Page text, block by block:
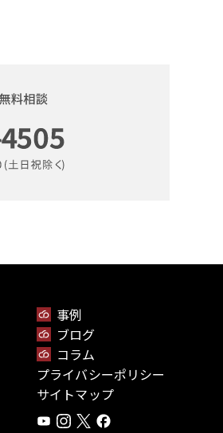
事例
ブログ
コラム
プライバシーポリシー
サイトマップ